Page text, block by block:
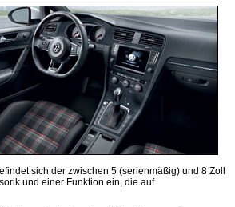
sich der zwischen 5 (serienmäßig) und 8 Zoll
und einer Funktion ein, die auf